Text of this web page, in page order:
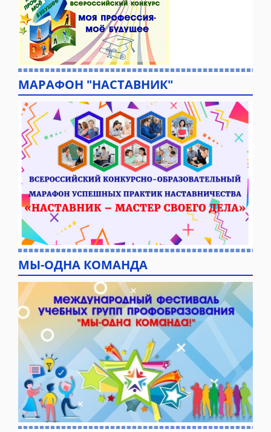
МАРАФОН "НАСТАВНИК"
МЫ-ОДНА КОМАНДА